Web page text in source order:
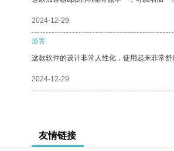
2024-12-29
游客
这款软件的设计非常人性化，使用起来非常舒
2024-12-29
友情链接